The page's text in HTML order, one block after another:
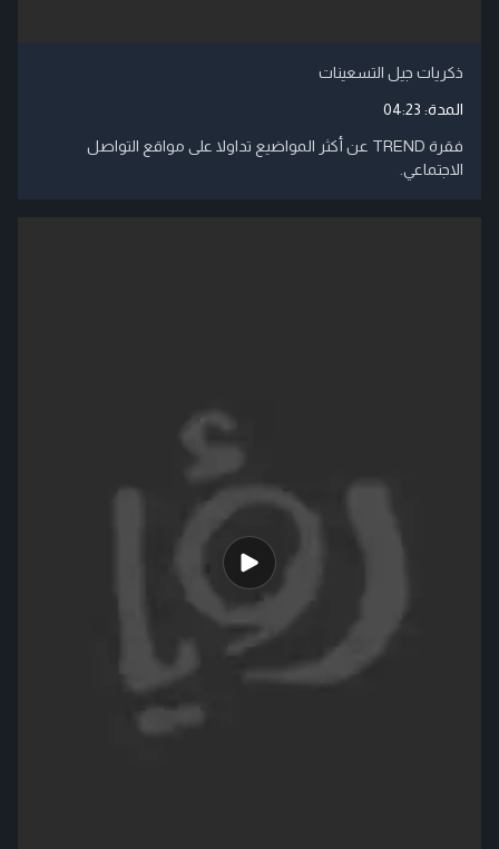
ذكريات جيل التسعينات
المدة: 04:23
فقرة TREND عن أكثر المواضيع تداولا على مواقع التواصل
الاجتماعي.